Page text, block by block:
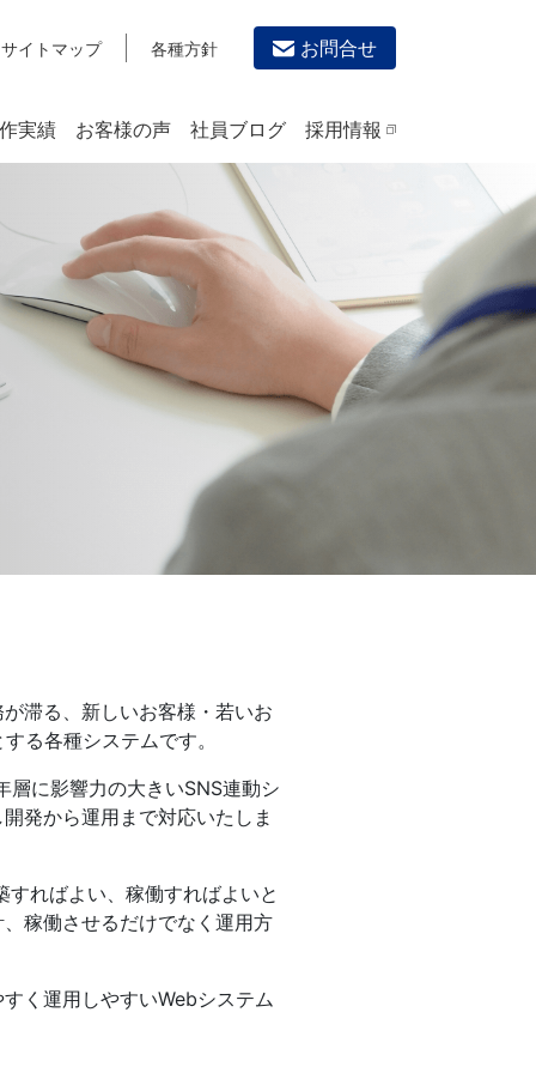
サイトマップ 各種方針 お問合せ
一般事業主行動計画
デザイン作成・印刷サービス
PRINTING
チラシ/フライヤーデザインの制作・印刷
カタログデザインの制作・印刷
冊子/パンフレットのデザイン制作・印刷
学校・会社案内パンフレット制作・印刷
一般印刷 （オンデマンド・オフセット）
ユニバーサル・コミュニケーション・デザイン
動画制作・映像撮影（ドローン撮影）
ロゴデザイン・CI設計
電子ブック制作
自社メディア
実績 お客様の声 社員ブログ 採用情報
滞る、新しいお客様・若いお
る各種システムです。
層に影響力の大きいSNS連動シ
発から運用まで対応いたしま
ればよい、稼働すればよいと
稼働させるだけでなく運用方
く運用しやすいWebシステム